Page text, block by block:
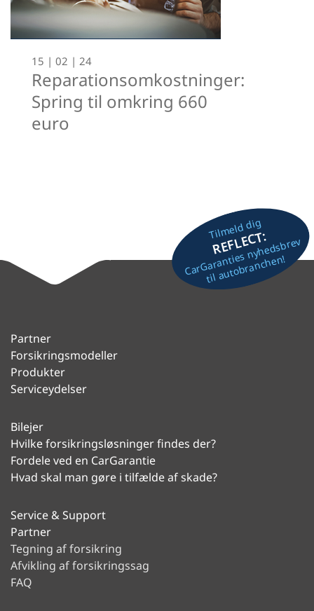
15 | 02 | 24
Reparationsomkostninger:
Spring til omkring 660
euro
Tilmeld dig
REFLECT:
CarGaranties nyhedsbrev
til autobranchen!
Partner
Forsikringsmodeller
Produkter
Serviceydelser
Bilejer
Hvilke forsikringsløsninger findes der?
Fordele ved en CarGarantie
Hvad skal man gøre i tilfælde af skade?
Service & Support
Partner
Tegning af forsikring
Afvikling af forsikringssag
FAQ